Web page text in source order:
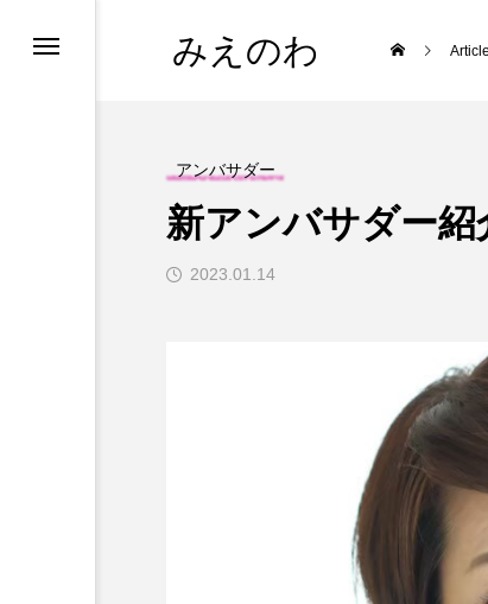
みえのわ Article
アンバサダー
新アンバサダー
2023.01.14